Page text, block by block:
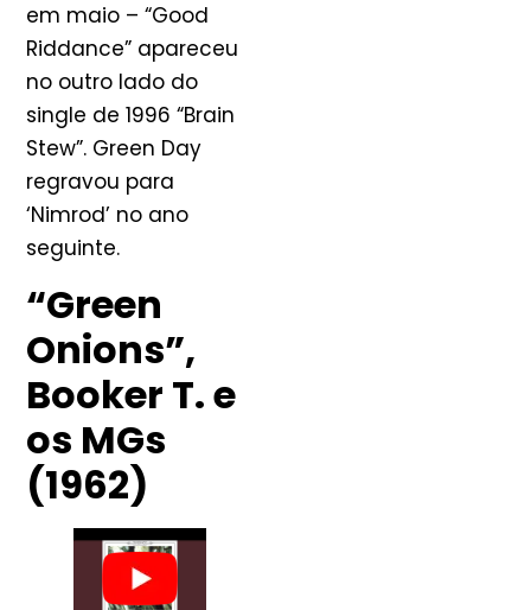
em maio – “Good
Riddance” apareceu
no outro lado do
single de 1996 “Brain
Stew”. Green Day
regravou para
‘Nimrod’ no ano
seguinte.
“Green
Onions”,
Booker T. e
os MGs
(1962)